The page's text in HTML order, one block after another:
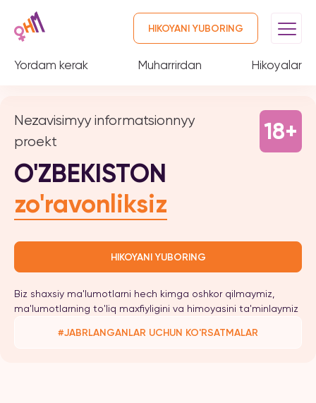
Yordam kerak Muharrirdan Hikoyalar
HIKOYANI YUBORING
Nezavisimyy informatsionnyy
proekt
O'ZBEKISTON
zo'ravonliksiz
HIKOYANI YUBORING
Biz shaxsiy ma'lumotlarni hech kimga oshkor qilmaymiz,
ma'lumotlarning to'liq maxfiyligini va himoyasini ta'minlaymiz
#JABRLANGANLAR UCHUN KO'RSATMALAR
18+